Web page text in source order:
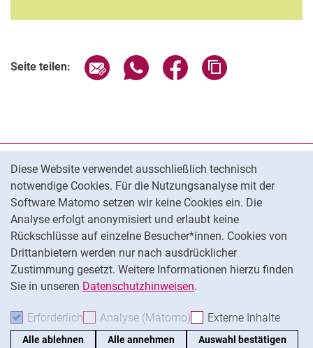
Diese Website verwendet ausschließlich technisch
notwendige Cookies. Für die Nutzungsanalyse mit der
Software Matomo setzen wir keine Cookies ein. Die
Analyse erfolgt anonymisiert und erlaubt keine
Rückschlüsse auf einzelne Besucher*innen. Cookies von
Drittanbietern werden nur nach ausdrücklicher
Zustimmung gesetzt. Weitere Informationen hierzu finden
Sie in unseren Datenschutzhinweisen.
Erforderlich Erforderliche Cookies akzeptieren
Analyse (Matomo) Analyse-Cookies
Externe Inhalte
Alle ablehnen Alle annehmen Auswahl bestätigen
Seite teilen: Seite über E-Mail teilen
Seite über WhatsApp teilen
Seite über Facebook
Datenschutz
Barrierefreiheit
Transparenter KI-Einsatz
Impressum
Cookie-Einstellungen